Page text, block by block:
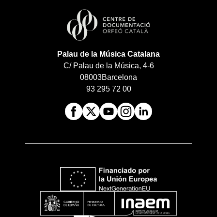
Palau de la Música Catalana
C/ Palau de la Música, 4-6
08003Barcelona
93 295 72 00